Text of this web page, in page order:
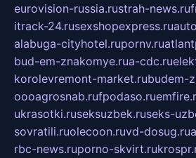
eurovision-russia.rustrah-news.ru
itrack-24.rusexshopexpress.ru
alabuga-cityhotel.rupornv.ru
bud-em-znakomye.rua-cdc.ru
korolevremont-market.rubudem-
oooagrosnab.rufpodaso.ru
ukrasotki.ruseksuzbek.ruseks-
sovratili.ruolecoon.ruvd-dosug.ru
rbc-news.ruporno-skvirt.ru